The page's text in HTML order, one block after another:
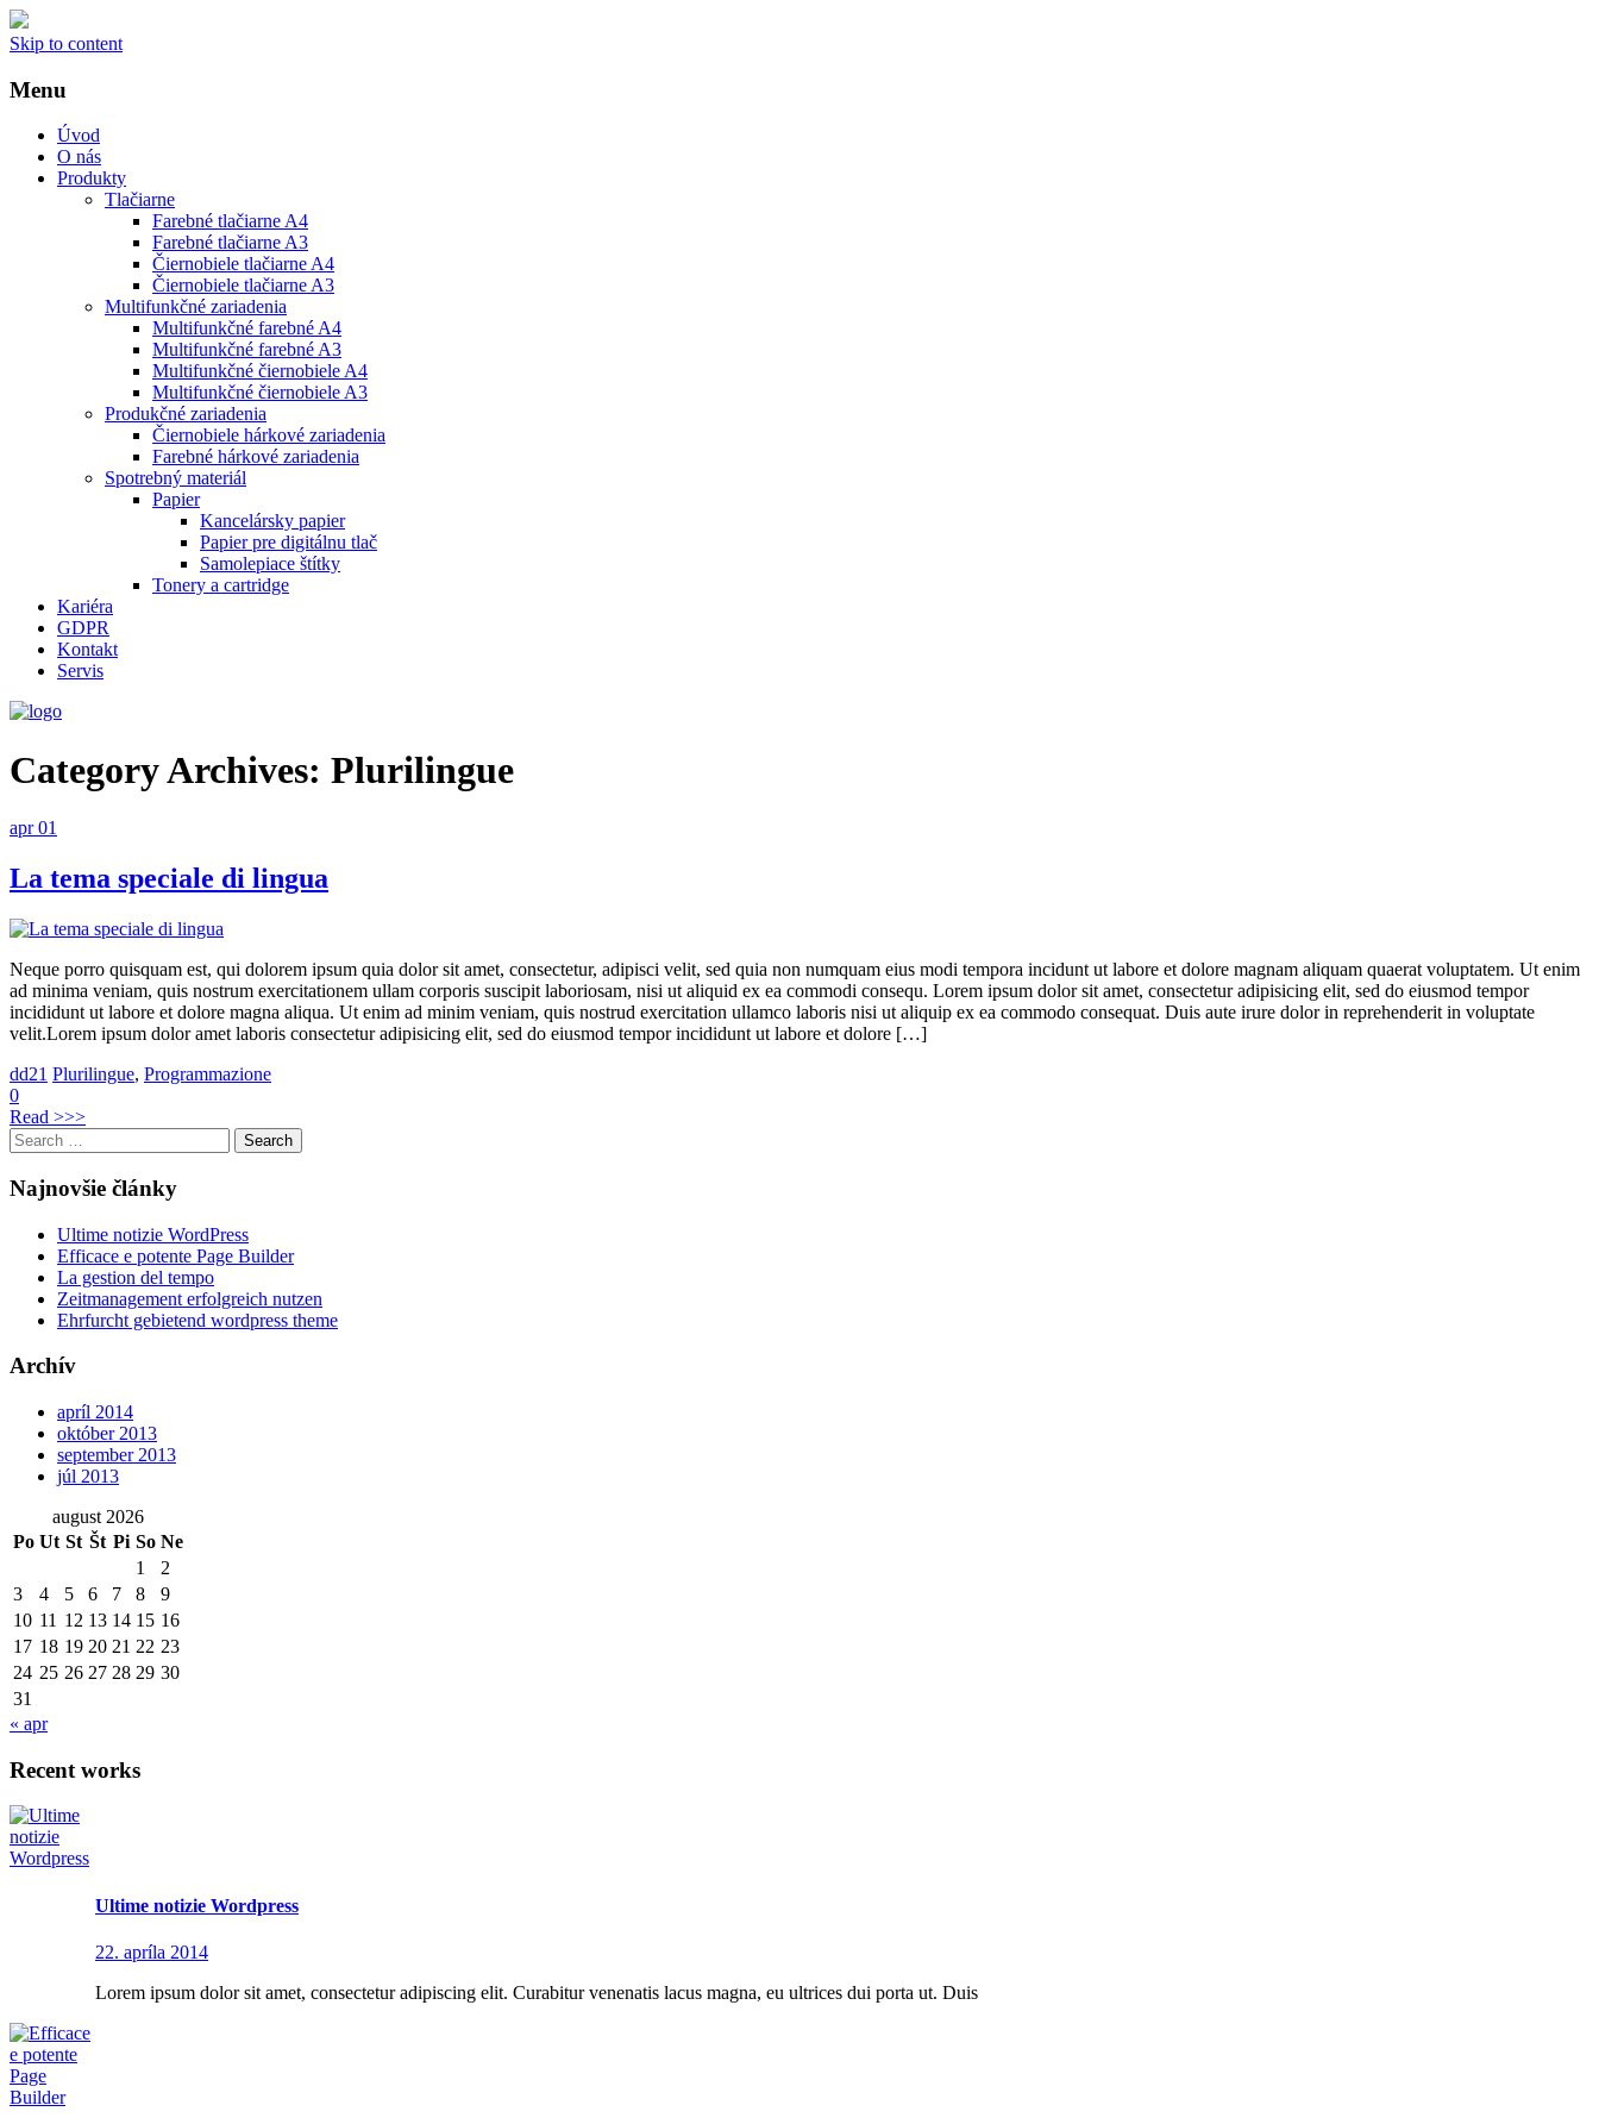
Skip to content
Menu
Úvod
O nás
Produkty
Tlačiarne
Farebné tlačiarne A4
Farebné tlačiarne A3
Čiernobiele tlačiarne A4
Čiernobiele tlačiarne A3
Multifunkčné zariadenia
Multifunkčné farebné A4
Multifunkčné farebné A3
Multifunkčné čiernobiele A4
Multifunkčné čiernobiele A3
Produkčné zariadenia
Čiernobiele hárkové zariadenia
Farebné hárkové zariadenia
Spotrebný materiál
Papier
Kancelársky papier
Papier pre digitálnu tlač
Samolepiace štítky
Tonery a cartridge
Kariéra
GDPR
Kontakt
Servis
Category Archives: Plurilingue
apr01
La tema speciale di lingua
Neque porro quisquam est, qui dolorem ipsum quia dolor sit amet, consectetur, adipisci velit, sed quia non numquam eius modi tempora incidunt ut labore et dolore magnam aliquam quaerat voluptatem. Ut enim
ad minima veniam, quis nostrum exercitationem ullam corporis suscipit laboriosam, nisi ut aliquid ex ea commodi consequ. Lorem ipsum dolor sit amet, consectetur adipisicing elit, sed do eiusmod tempor
incididunt ut labore et dolore magna aliqua. Ut enim ad minim veniam, quis nostrud exercitation ullamco laboris nisi ut aliquip ex ea commodo consequat. Duis aute irure dolor in reprehenderit in voluptate
velit.Lorem ipsum dolor amet laboris consectetur adipisicing elit, sed do eiusmod tempor incididunt ut labore et dolore […]
dd21 Plurilingue, Programmazione
0
Read >>>
Search
for:
Najnovšie články
Ultime notizie WordPress
Efficace e potente Page Builder
La gestion del tempo
Zeitmanagement erfolgreich nutzen
Ehrfurcht gebietend wordpress theme
Archív
apríl 2014
október 2013
september 2013
júl 2013
august 2026
Po Ut St Št Pi So Ne
1
2
3
4 5 6 7 8
9
10 11 12 13 14 15 16
17 18 19 20 21 22 23
24 25 26 27 28 29 30
31
« apr
Recent works
Ultime notizie Wordpress
22. apríla 2014
Lorem ipsum dolor sit amet, consectetur adipiscing elit. Curabitur venenatis lacus magna, eu ultrices dui porta ut. Duis